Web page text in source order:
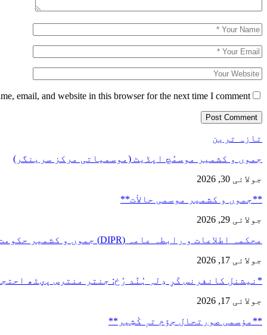
email, and website in this browser for the next time I comment.
تازہ ترین
جموں و کشمیر موسمُچ اپڈیٹ (موسمیاتی مرکز سرینگر)
جولائی 30, 2026
**جموں و كشمیر موسمی حالأت**
جولائی 29, 2026
محکمہ اطلاعات و رابطہ عامہ (DIPR) جموں و کشمیر حکومت طرفہ…
جولائی 17, 2026
*نیشنل کانفرنس کَرِ دِلہِ ہُنٛد رُخ: جنتر منترس پؠٹھ
جولائی 17, 2026
**مؤسمی صورتحال جۆم تہٕ کٔشِیر**